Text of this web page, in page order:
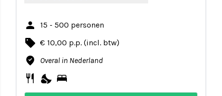
person 15 - 500 personen
local_offer € 10,00 p.p. (incl. btw)
where_to_vote Overal in Nederland
restaurant nights_stay bed